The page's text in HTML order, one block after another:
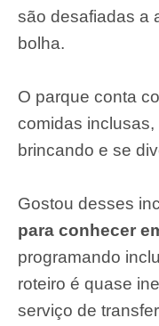
são desafiadas a
bolha.
O parque conta
comidas
brincando e se
Gostou desses
para conhecer
programando
roteiro é quase
serviço de